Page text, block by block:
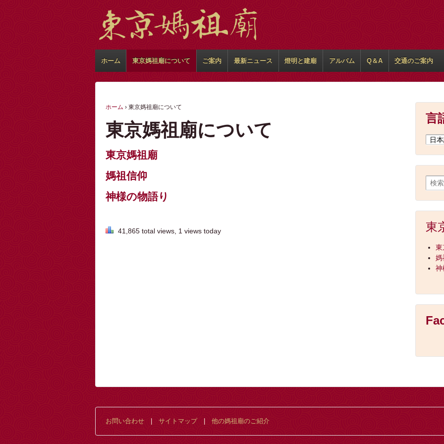
ホーム 東京媽祖廟について ご案内 最新ニュース 燈明と建廟 アルバム Q＆A 交通のご案内
ホーム › 東京媽祖廟について
東京媽祖廟について
東京媽祖廟
媽祖信仰
神様の物語り
41,865 total views, 1 views today
言
東
東
媽
神
お問い合わせ サイトマップ| 他の媽祖廟のご紹介